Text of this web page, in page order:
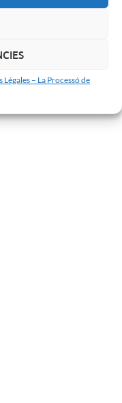
Légales – La Processó de